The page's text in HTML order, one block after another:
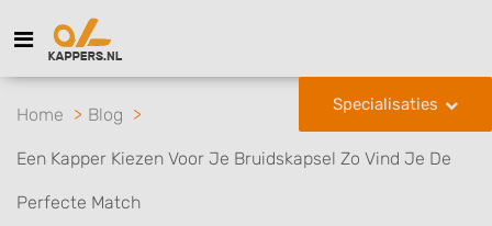
Specialisaties
Home Blog
Een Kapper Kiezen Voor Je Bruidskapsel Zo Vind Je De
Perfecte Match